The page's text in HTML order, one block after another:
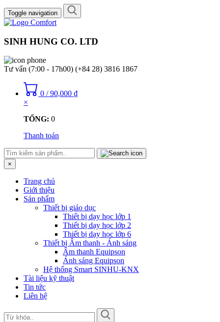
Toggle navigation
SINH HUNG CO. LTD
Tư vấn (7:00 - 17h00) (+84 28) 3816 1867
0 / 90,000 ₫
×
TỔNG: 0
Thanh toán
×
Trang chủ
Giới thiệu
Sản phẩm
Thiết bị giáo dục
Thiết bị dạy học lớp 1
Thiết bị dạy học lớp 2
Thiết bị dạy học lớp 6
Thiết bị Âm thanh - Ánh sáng
Âm thanh Equipson
Ánh sáng Equipson
Hệ thống Smart SINHU-KNX
Tài liệu kỹ thuật
Tin tức
Liên hệ